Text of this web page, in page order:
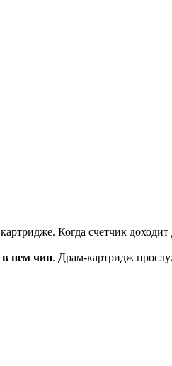
Когда счетчик
в нем чип. Драм-картридж